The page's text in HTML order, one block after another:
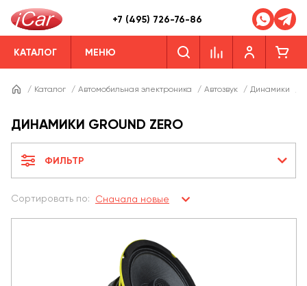
+7 (495) 726-76-86
КАТАЛОГ МЕНЮ
/ Каталог / Автомобильная электроника / Автозвук / Динамики
ДИНАМИКИ GROUND ZERO
ФИЛЬТР
Сортировать по: Сначала новые